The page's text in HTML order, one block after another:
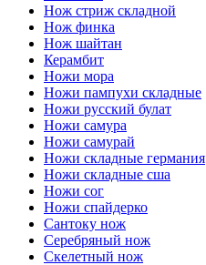
Нож стриж складной
Нож финка
Нож шайтан
Керамбит
Ножи мора
Ножи пампухи складные
Ножи русский булат
Ножи самура
Ножи самурай
Ножи складные германия
Ножи складные сша
Ножи сог
Ножи спайдерко
Сантоку нож
Серебряный нож
Скелетный нож